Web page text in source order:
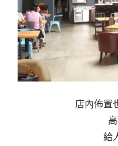
店內佈置
給